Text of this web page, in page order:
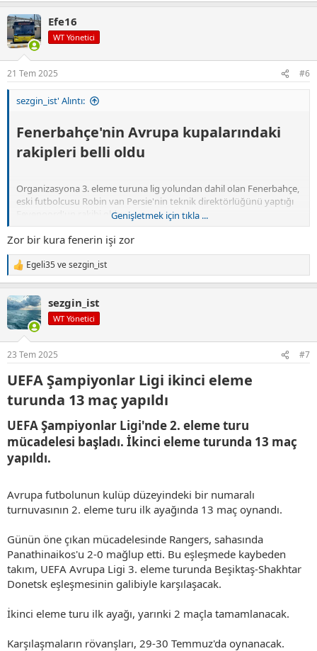
k
i
l
Efe16
WT Yönetici
21 Tem 2025 #6
sezgin_ist' Alıntı:
Fenerbahçe'nin Avrupa kupalarındaki
rakipleri belli oldu​
Organizasyona 3. eleme turuna lig yolundan dahil olan Fenerbahçe,
eski futbolcusu Robin van Persie'nin teknik direktörlüğünü yaptığı
Feyenoord'un rakibi oldu.
Eşleşmede ilk maç 5 ya da 6 Ağustos'ta Hollanda'da oynanacak.
Rövanş müsabakası ise 12 Ağustos'ta Fenerbahçe'nin ev
sahipliğinde yapılacak.
Anadolu Ajansı
Genişletmek için tıkla ...
Zor bir kura fenerin işi zor
T
e
k
i
l
:
Egeli35vesezgin_ist
sezgin_ist
WT Yönetici
23 Tem 2025 #7
UEFA Şampiyonlar Ligi ikinci eleme
turunda 13 maç yapıldı​
UEFA Şampiyonlar Ligi'nde 2. eleme turu
mücadelesi başladı. İkinci eleme turunda 13 maç
yapıldı.​
Avrupa futbolunun kulüp düzeyindeki bir numaralı
turnuvasının 2. eleme turu ilk ayağında 13 maç oynandı.
Günün öne çıkan mücadelesinde Rangers, sahasında
Panathinaikos'u 2-0 mağlup etti. Bu eşleşmede kaybeden
takım, UEFA Avrupa Ligi 3. eleme turunda Beşiktaş-Shakhtar
Donetsk eşleşmesinin galibiyle karşılaşacak.
İkinci eleme turu ilk ayağı, yarınki 2 maçla tamamlanacak.
Karşılaşmaların rövanşları, 29-30 Temmuz'da oynanacak.